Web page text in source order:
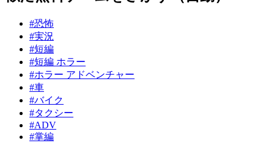
#恐怖
#実況
#短編
#短編 ホラー
#ホラー アドベンチャー
#車
#バイク
#タクシー
#ADV
#掌編